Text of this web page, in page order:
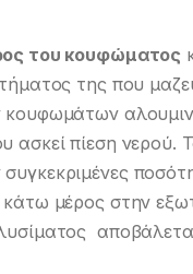
του κουφώματος
της που
ασκεί πίεση νερού.
μέρος στην